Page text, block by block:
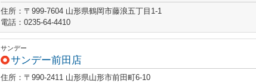
住所：〒999-7604 山形県鶴岡市藤浪五丁目1-1
電話：0235-64-4410
サンデー
サンデー前田店
住所：〒990-2411 山形県山形市前田町6-10